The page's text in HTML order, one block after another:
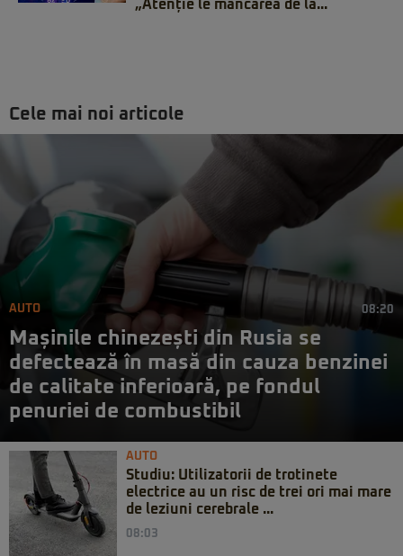
„Atenție le mâncarea de la...
Cele mai noi articole
AUTO 08:20
Mașinile chinezești din Rusia se
defectează în masă din cauza benzinei
de calitate inferioară, pe fondul
penuriei de combustibil
AUTO
Studiu: Utilizatorii de trotinete
electrice au un risc de trei ori mai mare
de leziuni cerebrale ...
08:03